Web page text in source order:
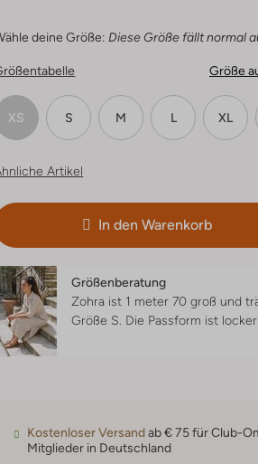
deine Größe: Diese Größe fällt normal
Größe
XS S M L XL
Artikel
In den Warenkorb
Größenberatung
Zohra ist 1 meter 70 groß und
Größe S. Die Passform ist locker
Kostenloser Versandab € 75 für Club-
Mitglieder in Deutschland